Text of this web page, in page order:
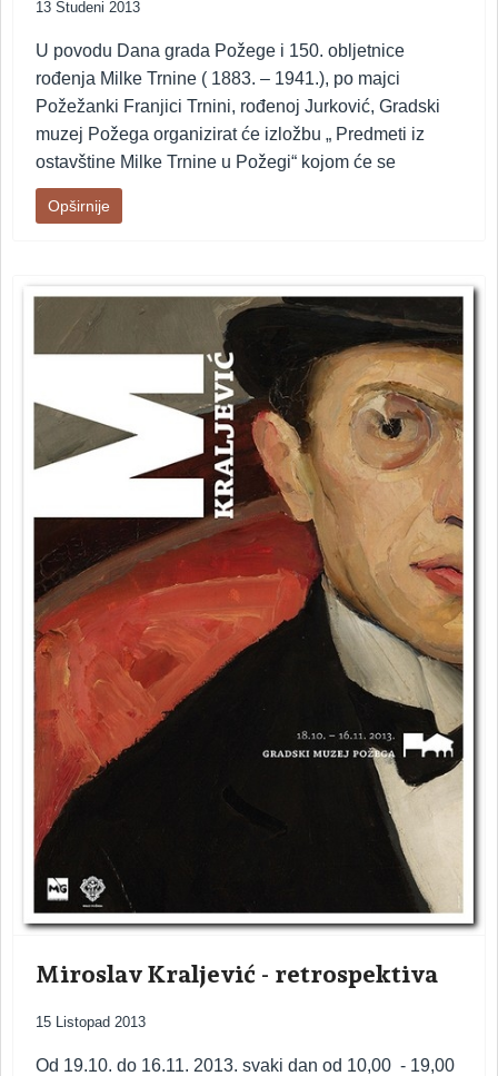
13 Studeni 2013
U povodu Dana grada Požege i 150. obljetnice
rođenja Milke Trnine ( 1883. – 1941.), po majci
Požežanki Franjici Trnini, rođenoj Jurković, Gradski
muzej Požega organizirat će izložbu „ Predmeti iz
ostavštine Milke Trnine u Požegi“ kojom će se
Opširnije
Miroslav Kraljević - retrospektiva
15 Listopad 2013
Od 19.10. do 16.11. 2013. svaki dan od 10,00 - 19,00